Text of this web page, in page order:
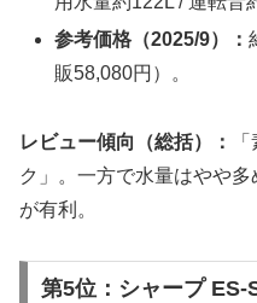
参考価格（2025/9）：
販58,080円）。
レビュー傾向（総括）：
ク」。一方で水量はやや
が有利。
第5位：シャープ ES-